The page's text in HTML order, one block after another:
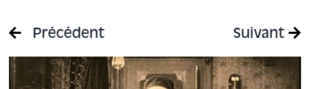
Précédent Suivant